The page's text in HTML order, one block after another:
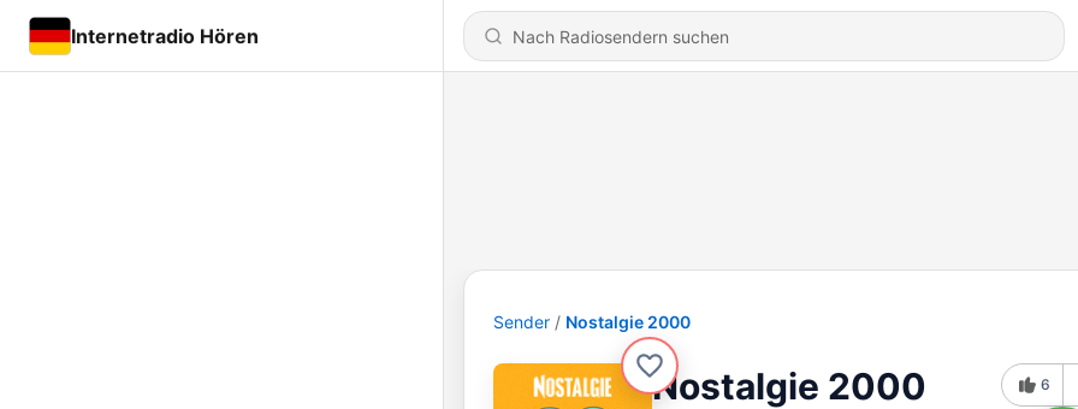
Internetradio Hören
Sender Nostalgie 2000
Nostalgie 2000 6